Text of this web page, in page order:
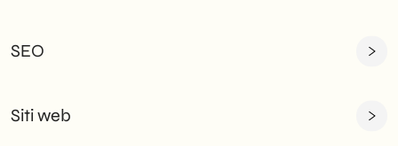
SEO
Siti web